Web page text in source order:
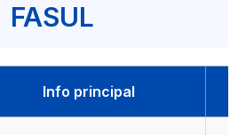
FASUL
Info principal